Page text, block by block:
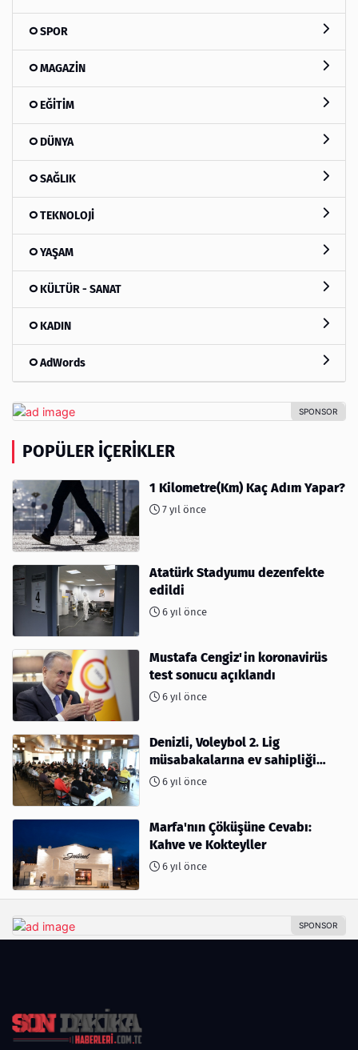
SPOR
MAGAZİN
EĞİTİM
DÜNYA
SAĞLIK
TEKNOLOJİ
YAŞAM
KÜLTÜR - SANAT
KADIN
AdWords
POPÜLER İÇERIKLER
1 Kilometre(Km) Kaç Adım Yapar?
7 yıl önce
Atatürk Stadyumu dezenfekte
edildi
6 yıl önce
Mustafa Cengiz'in koronavirüs
test sonucu açıklandı
6 yıl önce
Denizli, Voleybol 2. Lig
müsabakalarına ev sahipliği
yapıyor
6 yıl önce
Marfa'nın Çöküşüne Cevabı:
Kahve ve Kokteyller
6 yıl önce